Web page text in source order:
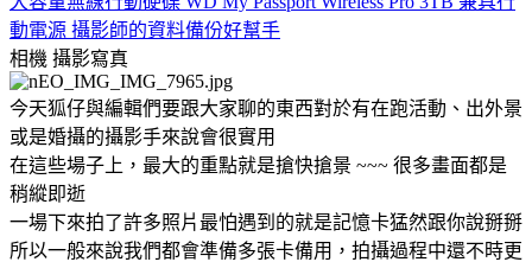
動電源 攝影師的資料備份好幫手
相機 攝影寫真
今天狐仔與編輯們要跟大家聊的東西對於有在跑活動、出外景
或是婚攝的攝影手來說會很實用
在這些場子上，最大的重點就是搶快搶景 ~~~ 很多畫面都是
稍縱即逝
一場下來拍了許多照片最怕遇到的就是記憶卡猛然跟你說掰掰
所以一般來說我們都會準備多張卡備用，拍攝過程中還不時更